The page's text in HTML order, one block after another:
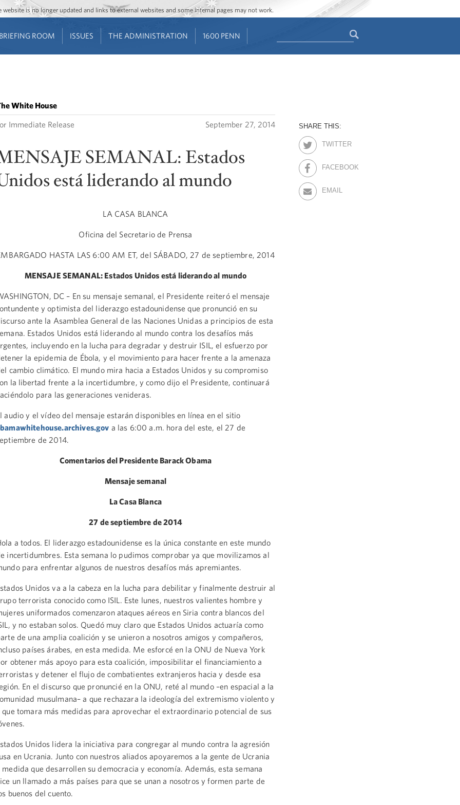
Jump to main content
Jump to navigation
is no longer updated and links to external websites and some internal pages may not work.
BRIEFING ROOM ISSUES THE ADMINISTRATION 1600 PENN
White House
Immediate Release September 27, 2014
SEMANAL: Estados
está liderando al mundo
LA CASA BLANCA
Oficina del Secretario de Prensa
HASTA LAS 6:00 AM ET, del SÁBADO, 27 de septiembre, 2014
MENSAJE SEMANAL: Estados Unidos está liderando al mundo
DC – En su mensaje semanal, el Presidente reiteró el mensaje
y optimista del liderazgo estadounidense que pronunció en su
ante la Asamblea General de las Naciones Unidas a principios de esta
Estados Unidos está liderando al mundo contra los desafíos más
incluyendo en la lucha para degradar y destruir ISIL, el esfuerzo por
la epidemia de Ébola, y el movimiento para hacer frente a la amenaza
cambio climático. El mundo mira hacia a Estados Unidos y su compromiso
la libertad frente a la incertidumbre, y como dijo el Presidente, continuará
para las generaciones venideras.
audio y el vídeo del mensaje estarán disponibles en línea en el sitio
a las 6:00 a.m. hora del este, el 27 de
de 2014.
Comentarios del Presidente Barack Obama
Mensaje semanal
La Casa Blanca
27 de septiembre de 2014
a todos. El liderazgo estadounidense es la única constante en este mundo
incertidumbres. Esta semana lo pudimos comprobar ya que movilizamos al
para enfrentar algunos de nuestros desafíos más apremiantes.
Unidos va a la cabeza en la lucha para debilitar y finalmente destruir al
terrorista conocido como ISIL. Este lunes, nuestros valientes hombre y
uniformados comenzaron ataques aéreos en Siria contra blancos del
y no estaban solos. Quedó muy claro que Estados Unidos actuaría como
de una amplia coalición y se unieron a nosotros amigos y compañeros,
países árabes, en esta medida. Me esforcé en la ONU de Nueva York
obtener más apoyo para esta coalición, imposibilitar el financiamiento a
y detener el flujo de combatientes extranjeros hacia y desde esa
En el discurso que pronuncié en la ONU, reté al mundo –en espacial a la
musulmana– a que rechazara la ideología del extremismo violento y
que tomara más medidas para aprovechar el extraordinario potencial de sus
Unidos lidera la iniciativa para congregar al mundo contra la agresión
en Ucrania. Junto con nuestros aliados apoyaremos a la gente de Ucrania
medida que desarrollen su democracia y economía. Además, esta semana
un llamado a más países para que se unan a nosotros y formen parte de
buenos del cuento.
SHARE THIS:
TWITTER
FACEBOOK
EMAIL